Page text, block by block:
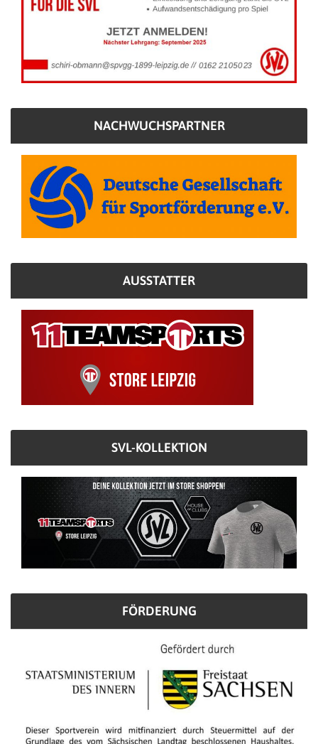
NACHWUCHSPARTNER
AUSSTATTER
SVL-KOLLEKTION
FÖRDERUNG